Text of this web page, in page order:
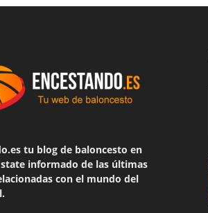
tu blog de baloncesto en
informado de las últimas
con el mundo del